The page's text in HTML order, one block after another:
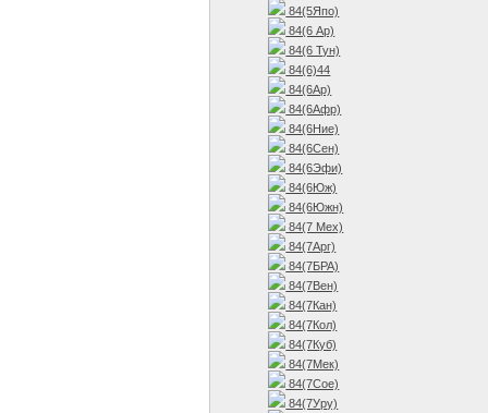
84(5Япо)
84(6 Ар)
84(6 Тун)
84(6)44
84(6Ар)
84(6Афр)
84(6Ние)
84(6Сен)
84(6Эфи)
84(6Юж)
84(6Южн)
84(7 Мех)
84(7Арг)
84(7БРА)
84(7Вен)
84(7Кан)
84(7Кол)
84(7Куб)
84(7Мек)
84(7Сое)
84(7Уру)